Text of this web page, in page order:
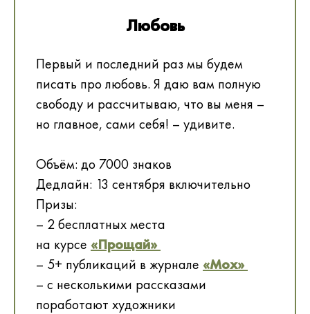
Любовь
Первый и последний раз мы будем
писать про любовь. Я даю вам полную
свободу и рассчитываю, что вы меня –
но главное, сами себя! – удивите.
Объём: до 7000 знаков
Дедлайн: 13 сентября включительно
Призы:
– 2 бесплатных места
на курсе «Прощай»
– 5+ публикаций в журнале «Мох»
– с несколькими рассказами
поработают художники